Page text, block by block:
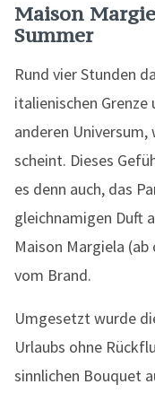
Maison
Summer
Rund vier Stunden
italienischen
anderen Universum,
scheint. Dieses
es denn auch, das
gleichnamigen Duft
Maison Margiela
vom Brand.
Umgesetzt wurde
Urlaubs ohne
sinnlichen Bouquet